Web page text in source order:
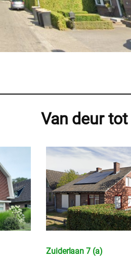
Van deur
Zuiderlaan 7 (a)